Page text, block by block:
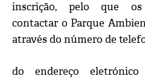
inscrição, pelo que os
contactar o Parque
através do número de
do endereço eletrónico